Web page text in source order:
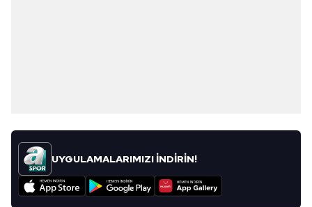
UYGULAMALARIMIZI İNDİRİN!